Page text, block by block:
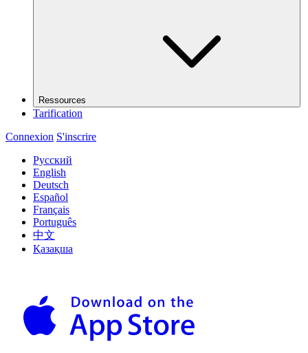
Ressources
Tarification
Connexion S'inscrire
Русский
English
Deutsch
Español
Français
Português
中文
Қазақша